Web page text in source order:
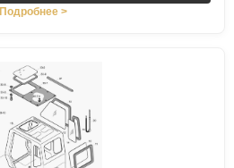
Подробнее >